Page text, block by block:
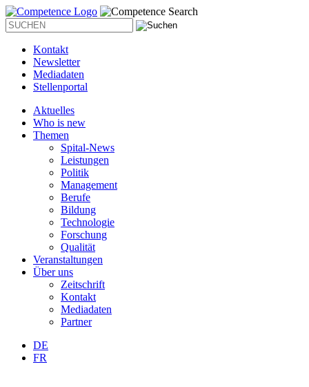
Kontakt
Newsletter
Mediadaten
Stellenportal
Aktuelles
Who is new
Themen
Spital-News
Leistungen
Politik
Management
Berufe
Bildung
Technologie
Forschung
Qualität
Veranstaltungen
Über uns
Zeitschrift
Kontakt
Mediadaten
Partner
DE
FR